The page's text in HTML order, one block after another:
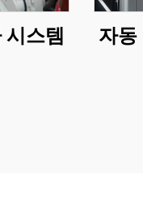
시스템 자동